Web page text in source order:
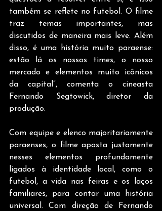
também se reflete no futebol. O filme
traz temas importantes, mas
discutidos de maneira mais leve. Além
disso, é uma história muito paraense:
estão lá os nossos times, o nosso
mercado e elementos muito icônicos
da capital”, comenta o cineasta
Fernando Segtowick, diretor da
produção.
Com equipe e elenco majoritariamente
paraenses, o filme aposta justamente
nesses elementos profundamente
ligados à identidade local, como o
futebol, a vida nas feiras e os laços
familiares, para contar uma história
universal. Com direção de Fernando